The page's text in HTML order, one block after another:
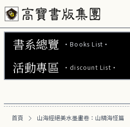
書系總覽 ·Books List·
文學小說 (737)
活動專區 ·discount List·
【2本7折】高寶小說系列全圖
首頁 山海經絕美水墨畫卷：山精海怪篇